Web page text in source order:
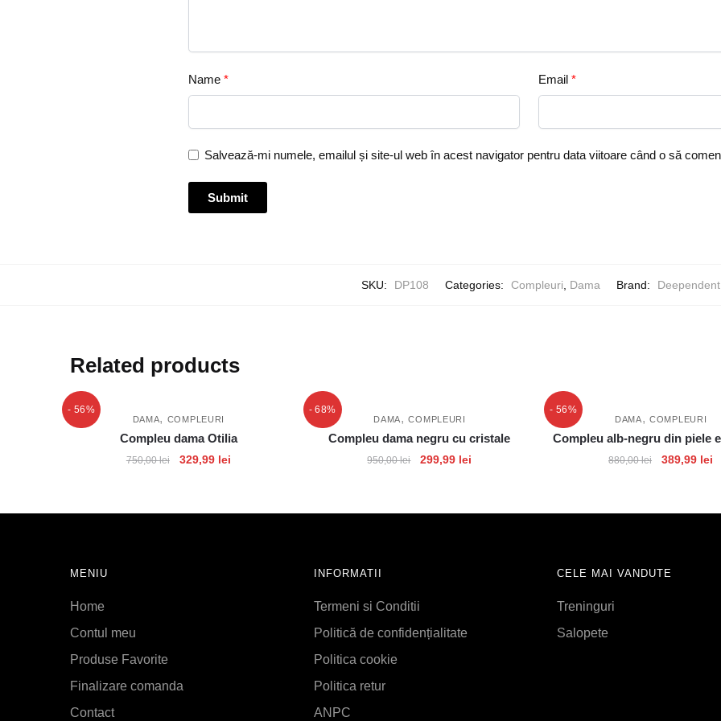
Name * Email*
Salvează-mi numele, emailul și site-ul web în acest navigator pentru data viitoare când o să
SKU: DP108 Categories: Compleuri, Dama Brand: Deependent
Related products
- 56%
DAMA, COMPLEURI
Compleu dama Otilia
750,00lei 329,99 lei
- 68%
DAMA,COMPLEURI
Compleu dama negru cu cristale
950,00lei 299,99 lei
- 56%
DAMA,COMPLEURI
Compleu alb-negru din piele
880,00lei 389,99 lei
MENIU
Home
Contul meu
Produse Favorite
Finalizare comanda
Contact
INFORMATII
Termeni si Conditii
Politică de confidențialitate
Politica cookie
Politica retur
ANPC
CELE MAI VANDUTE
Treninguri
Salopete